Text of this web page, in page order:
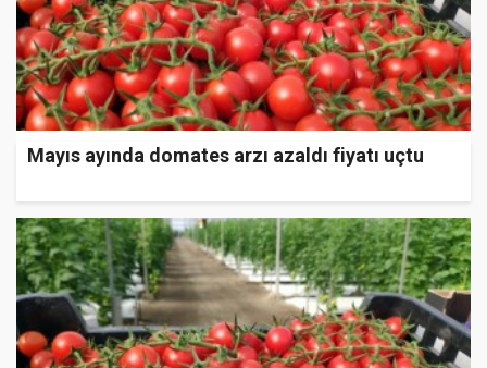
Mayıs ayında domates arzı azaldı fiyatı uçtu